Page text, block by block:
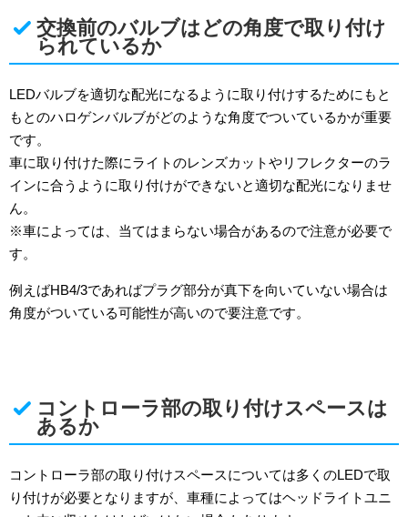
交換前のバルブはどの角度で取り付け
られているか
LEDバルブを適切な配光になるように取り付けするためにもと
もとのハロゲンバルブがどのような角度でついているかが重要
です。
車に取り付けた際にライトのレンズカットやリフレクターのラ
インに合うように取り付けができないと適切な配光になりませ
ん。
※車によっては、当てはまらない場合があるので注意が必要で
す。
例えばHB4/3であればプラグ部分が真下を向いていない場合は
角度がついている可能性が高いので要注意です。
コントローラ部の取り付けスペースは
あるか
コントローラ部の取り付けスペースについては多くのLEDで取
り付けが必要となりますが、車種によってはヘッドライトユニ